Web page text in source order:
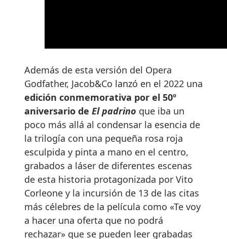
Además de esta versión del Opera
Godfather, Jacob&Co lanzó en el 2022 una
edición conmemorativa por el 50º
aniversario de El padrino que iba un
poco más allá al condensar la esencia de
la trilogía con una pequeña rosa roja
esculpida y pinta a mano en el centro,
grabados a láser de diferentes escenas
de esta historia protagonizada por Vito
Corleone y la incursión de 13 de las citas
más célebres de la película como «Te voy
a hacer una oferta que no podrá
rechazar» que se pueden leer grabadas